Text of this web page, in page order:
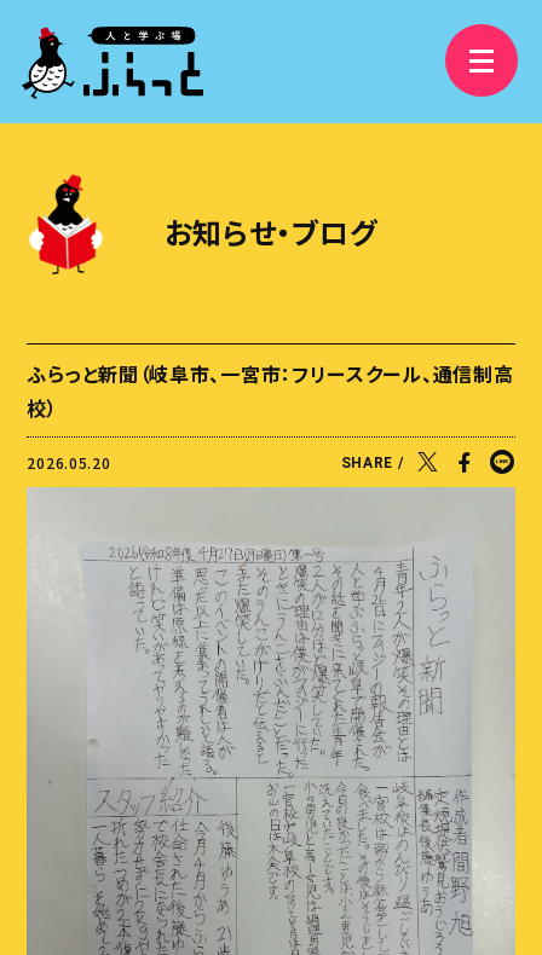
精華学園高等学校 岐阜校
フリースクールふらっと
ふらっと横丁
大人の語りBAR
ふらっとファンクラブ
ブログ
イベント
アクセス・会社概要
お問い合わせ
CONTACT
お問い合わせはこちら
お知らせ・ブログ
ふらっと新聞（岐阜市、一宮市：フリースクール、通信制高
校）
2026.05.20 SHARE /